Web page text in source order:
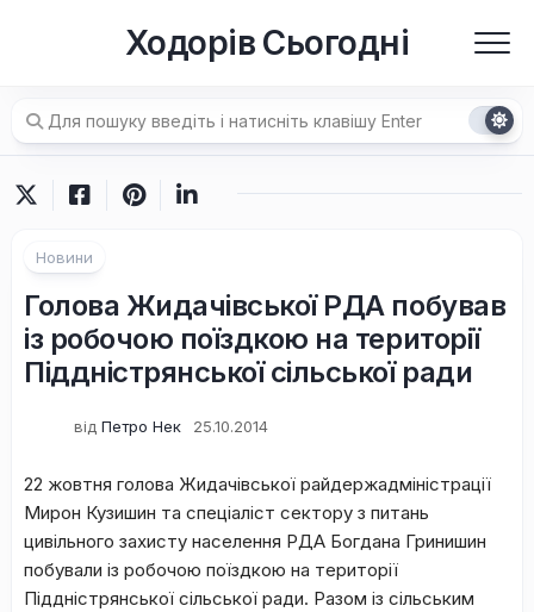
Ходорів Сьогодні
Новини
Голова Жидачівської РДА побував
із робочою поїздкою на території
Піддністрянської сільської ради
від Петро Нек 25.10.2014
22 жовтня голова Жидачівської райдержадміністрації
Мирон Кузишин та спеціаліст сектору з питань
цивільного захисту населення РДА Богдана Гринишин
побували із робочою поїздкою на території
Піддністрянської сільської ради. Разом із сільським